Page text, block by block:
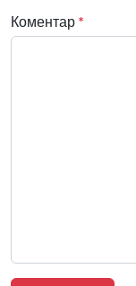
Коментар *